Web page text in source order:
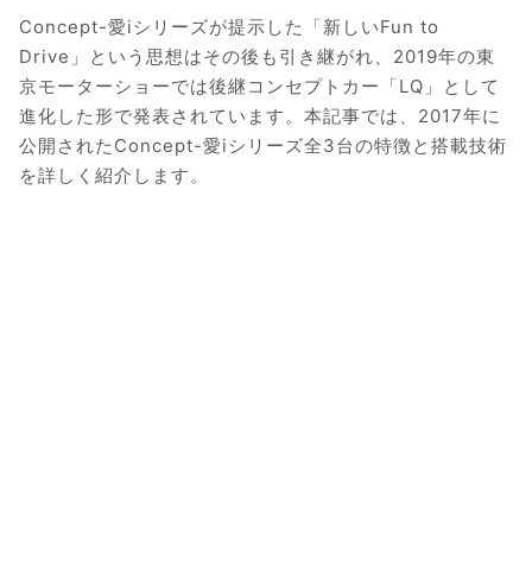
Concept-愛iシリーズが提示した「新しいFun to
Drive」という思想はその後も引き継がれ、2019年の東
京モーターショーでは後継コンセプトカー「LQ」として
進化した形で発表されています。本記事では、2017年に
公開されたConcept-愛iシリーズ全3台の特徴と搭載技術
を詳しく紹介します。